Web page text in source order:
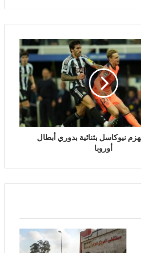
نيوكاسل بثنائية بدوري أبطال
أوروبا